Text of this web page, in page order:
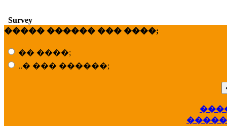
Survey
����� ������ ��� ����;
�� ����;
..� ��� ������;